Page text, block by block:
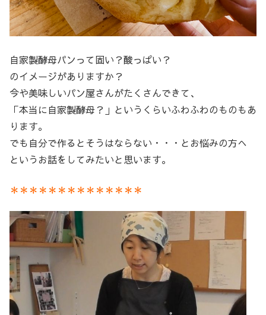
自家製酵母パンって固い？酸っぱい？
のイメージがありますか？
今や美味しいパン屋さんがたくさんできて、
「本当に自家製酵母？」というくらいふわふわのものもあ
ります。
でも自分で作るとそうはならない・・・とお悩みの方へ
というお話をしてみたいと思います。
＊＊＊＊＊＊＊＊＊＊＊＊＊＊